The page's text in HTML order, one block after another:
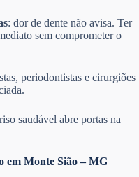
: dor de dente não avisa. Ter
sem comprometer o
periodontistas e cirurgiões
saudável abre portas na
em Monte Sião – MG